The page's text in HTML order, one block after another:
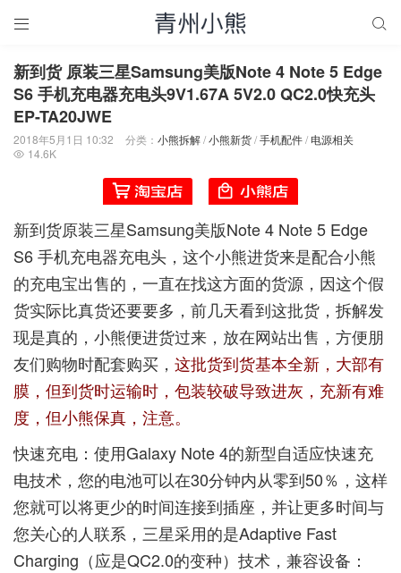
 
新到货 原装三星Samsung美版Note 4 Note 5 Edge
S6 手机充电器充电头9V1.67A 5V2.0 QC2.0快充头
EP-TA20JWE
2018年5月1日 10:32 分类： 小熊拆解/小熊新货/手机配件/ 电源相关
 14.6K
新到货原装三星Samsung美版Note 4 Note 5 Edge
S6 手机充电器充电头，这个小熊进货来是配合小熊
的充电宝出售的，一直在找这方面的货源，因这个假
货实际比真货还要要多，前几天看到这批货，拆解发
现是真的，小熊便进货过来，放在网站出售，方便朋
友们购物时配套购买， 这批货到货基本全新，大部有
膜，但到货时运输时，包装较破导致进灰，充新有难
度，但小熊保真，注意。
快速充电：使用Galaxy Note 4的新型自适应快速充
电技术，您的电池可以在30分钟内从零到50％，这样
您就可以将更少的时间连接到插座，并让更多时间与
您关心的人联系，三星采用的是Adaptive Fast
Charging（应是QC2.0的变种）技术，兼容设备：